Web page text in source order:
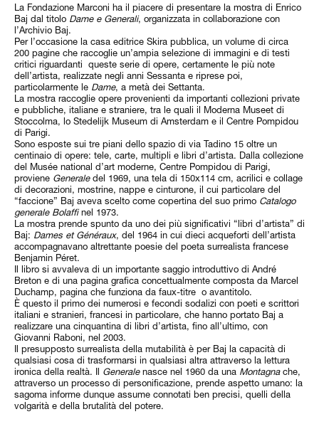
La Fondazione Marconi ha il piacere di presentare la mostra di Enrico
Baj dal titolo Dame e Generali, organizzata in collaborazione con
l’Archivio Baj.
Per l’occasione la casa editrice Skira pubblica, un volume di circa
200 pagine che raccoglie un’ampia selezione di immagini e di testi
critici riguardanti queste serie di opere, certamente le più note
dell’artista, realizzate negli anni Sessanta e riprese poi,
particolarmente le Dame, a metà dei Settanta.
La mostra raccoglie opere provenienti da importanti collezioni private
e pubbliche, italiane e straniere, tra le quali il Moderna Museet di
Stoccolma, lo Stedelijk Museum di Amsterdam e il Centre Pompidou
di Parigi.
Sono esposte sui tre piani dello spazio di via Tadino 15 oltre un
centinaio di opere: tele, carte, multipli e libri d’artista. Dalla collezione
del Musée national d’art moderne, Centre Pompidou di Parigi,
proviene Generaledel 1969, una tela di 150x114 cm, acrilici e collage
di decorazioni, mostrine, nappe e cinturone, il cui particolare del
“faccione” Baj aveva scelto come copertina del suo primo Catalogo
generale Bolaffinel 1973.
La mostra prende spunto da uno dei più significativi “libri d’artista” di
Baj: Dames et Généraux, del 1964 in cui dieci acqueforti dell’artista
accompagnavano altrettante poesie del poeta surrealista francese
Benjamin Péret.
Il libro si avvaleva di un importante saggio introduttivo di André
Breton e di una pagina grafica concettualmente composta da Marcel
Duchamp, pagina che funziona da faux-titre o avantitolo.
È questo il primo dei numerosi e fecondi sodalizi con poeti e scrittori
italiani e stranieri, francesi in particolare, che hanno portato Baj a
realizzare una cinquantina di libri d’artista, fino all’ultimo, con
Giovanni Raboni, nel 2003.
Il presupposto surrealista della mutabilità è per Baj la capacità di
qualsiasi cosa di trasformarsi in qualsiasi altra attraverso la lettura
ironica della realtà. Il Generalenasce nel 1960 da una Montagnache,
attraverso un processo di personificazione, prende aspetto umano: la
sagoma informe dunque assume connotati ben precisi, quelli della
volgarità e della brutalità del potere.